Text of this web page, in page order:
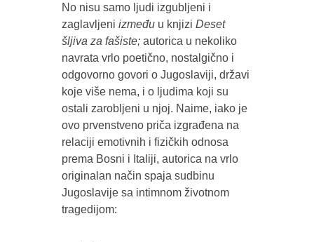
No nisu samo ljudi izgubljeni i
zaglavljeni između u knjizi Deset
šljiva za fašiste; autorica u nekoliko
navrata vrlo poetično, nostalgično i
odgovorno govori o Jugoslaviji, državi
koje više nema, i o ljudima koji su
ostali zarobljeni u njoj. Naime, iako je
ovo prvenstveno priča izgrađena na
relaciji emotivnih i fizičkih odnosa
prema Bosni i Italiji, autorica na vrlo
originalan način spaja sudbinu
Jugoslavije sa intimnom životnom
tragedijom: